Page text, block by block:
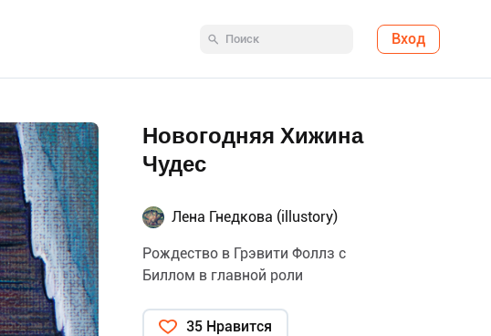
Вход
Новогодняя Хижина
Чудес
Лена Гнедкова (illustory)
Рождество в Грэвити Фоллз с
Биллом в главной роли
35 Нравится